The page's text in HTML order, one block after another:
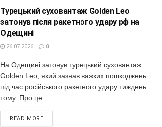
Турецький суховантаж Golden Leo
затонув після ракетного удару рф на
Одещині
26.07.2026 0
На Одещині затонув турецький суховантаж
Golden Leo, який зазнав важких пошкоджень
під час російського ракетного удару тиждень
тому. Про це...
READ MORE